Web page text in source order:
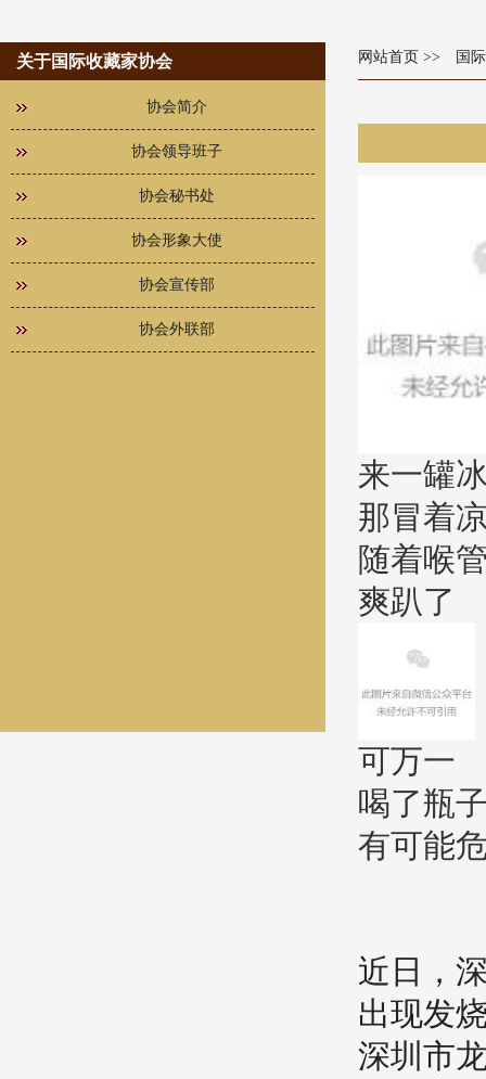
关于国际收藏家协会
协会简介
协会领导班子
协会秘书处
协会形象大使
协会宣传部
协会外联部
网站首页 >> 国际
来一罐
那冒着
随着喉
爽趴了
可万一
喝了瓶
有可能
近日，
出现发
深圳市